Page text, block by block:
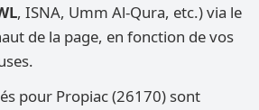
, ISNA, Umm Al-Qura, etc.) via le
de la page, en fonction de vos
pour Propiac (26170) sont